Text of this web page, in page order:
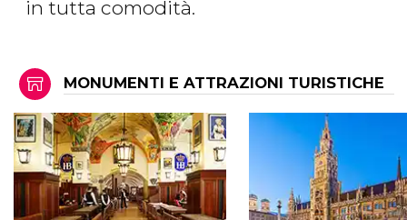
in tutta comodità.
MONUMENTI E ATTRAZIONI TURISTICHE